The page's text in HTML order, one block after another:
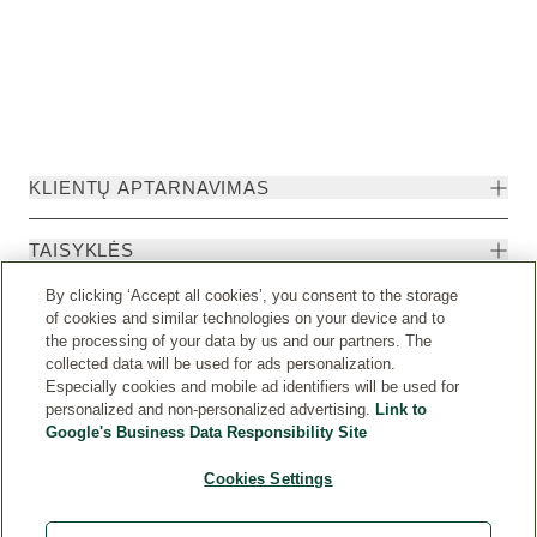
KLIENTŲ APTARNAVIMAS
TAISYKLĖS
By clicking ‘Accept all cookies’, you consent to the storage
of cookies and similar technologies on your device and to
the processing of your data by us and our partners. The
collected data will be used for ads personalization.
Especially cookies and mobile ad identifiers will be used for
personalized and non-personalized advertising. Link to
Google's Business Data Responsibility Site
Cookies Settings